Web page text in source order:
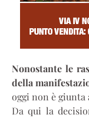
Nonostante le
della
oggi non è
Da qui la